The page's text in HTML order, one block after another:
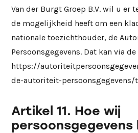
Van der Burgt Groep B.V. wil u er
de mogelijkheid heeft om een
nationale toezichthouder, de
Persoonsgegevens. Dat kan via
https://
de-autoriteit-persoonsgegevens/
Artikel 11. Hoe wij
persoonsgegevens